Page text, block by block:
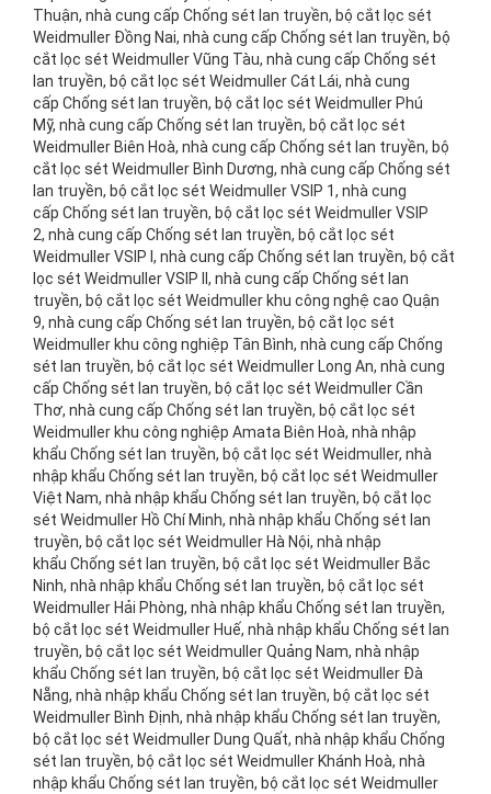
Thuận, nhà cung cấp Chống sét lan truyền, bộ cắt lọc sét
Weidmuller Đồng Nai, nhà cung cấp Chống sét lan truyền, bộ
cắt lọc sét Weidmuller Vũng Tàu, nhà cung cấp Chống sét
lan truyền, bộ cắt lọc sét Weidmuller Cát Lái, nhà cung
cấp Chống sét lan truyền, bộ cắt lọc sét Weidmuller Phú
Mỹ, nhà cung cấp Chống sét lan truyền, bộ cắt lọc sét
Weidmuller Biên Hoà, nhà cung cấp Chống sét lan truyền, bộ
cắt lọc sét Weidmuller Bình Dương, nhà cung cấp Chống sét
lan truyền, bộ cắt lọc sét Weidmuller VSIP 1, nhà cung
cấp Chống sét lan truyền, bộ cắt lọc sét Weidmuller VSIP
2, nhà cung cấp Chống sét lan truyền, bộ cắt lọc sét
Weidmuller VSIP I, nhà cung cấp Chống sét lan truyền, bộ cắt
lọc sét Weidmuller VSIP II, nhà cung cấp Chống sét lan
truyền, bộ cắt lọc sét Weidmuller khu công nghệ cao Quận
9, nhà cung cấp Chống sét lan truyền, bộ cắt lọc sét
Weidmuller khu công nghiệp Tân Bình, nhà cung cấp Chống
sét lan truyền, bộ cắt lọc sét Weidmuller Long An, nhà cung
cấp Chống sét lan truyền, bộ cắt lọc sét Weidmuller Cần
Thơ, nhà cung cấp Chống sét lan truyền, bộ cắt lọc sét
Weidmuller khu công nghiệp Amata Biên Hoà, nhà nhập
khẩu Chống sét lan truyền, bộ cắt lọc sét Weidmuller, nhà
nhập khẩu Chống sét lan truyền, bộ cắt lọc sét Weidmuller
Việt Nam, nhà nhập khẩu Chống sét lan truyền, bộ cắt lọc
sét Weidmuller Hồ Chí Minh, nhà nhập khẩu Chống sét lan
truyền, bộ cắt lọc sét Weidmuller Hà Nội, nhà nhập
khẩu Chống sét lan truyền, bộ cắt lọc sét Weidmuller Bắc
Ninh, nhà nhập khẩu Chống sét lan truyền, bộ cắt lọc sét
Weidmuller Hải Phòng, nhà nhập khẩu Chống sét lan truyền,
bộ cắt lọc sét Weidmuller Huế, nhà nhập khẩu Chống sét lan
truyền, bộ cắt lọc sét Weidmuller Quảng Nam, nhà nhập
khẩu Chống sét lan truyền, bộ cắt lọc sét Weidmuller Đà
Nẵng, nhà nhập khẩu Chống sét lan truyền, bộ cắt lọc sét
Weidmuller Bình Định, nhà nhập khẩu Chống sét lan truyền,
bộ cắt lọc sét Weidmuller Dung Quất, nhà nhập khẩu Chống
sét lan truyền, bộ cắt lọc sét Weidmuller Khánh Hoà, nhà
nhập khẩu Chống sét lan truyền, bộ cắt lọc sét Weidmuller